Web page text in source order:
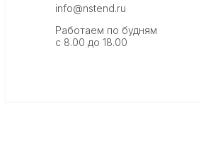
info@nstend.ru
Работаем по будням
с 8.00 до 18.00